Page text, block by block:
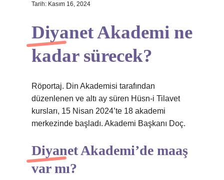
Tarih: Kasım 16, 2024
Diyanet Akademi ne
kadar sürecek?
Röportaj. Din Akademisi tarafından
düzenlenen ve altı ay süren Hüsn-i Tilavet
kursları, 15 Nisan 2024’te 18 akademi
merkezinde başladı. Akademi Başkanı Doç.
Diyanet Akademi’de maaş
var mı?